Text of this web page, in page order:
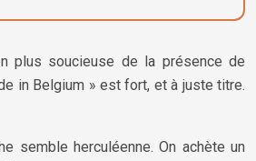
plus soucieuse de la présence de
in Belgium » est fort, et à juste titre.
semble herculéenne. On achète un